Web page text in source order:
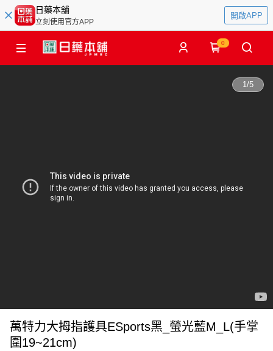
日藥本舖
立刻使用官方APP
開啟APP
0
1/5
萬特力大拇指護具ESports黑_螢光藍M_L(手掌
圍19~21cm)